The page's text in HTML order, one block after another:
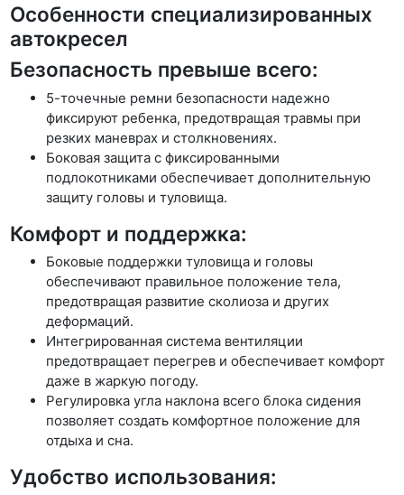
Особенности специализированных
автокресел
Безопасность превыше всего:
5-точечные ремни безопасности надежно
фиксируют ребенка, предотвращая травмы при
резких маневрах и столкновениях.
Боковая защита с фиксированными
подлокотниками обеспечивает дополнительную
защиту головы и туловища.
Комфорт и поддержка:
Боковые поддержки туловища и головы
обеспечивают правильное положение тела,
предотвращая развитие сколиоза и других
деформаций.
Интегрированная система вентиляции
предотвращает перегрев и обеспечивает комфорт
даже в жаркую погоду.
Регулировка угла наклона всего блока сидения
позволяет создать комфортное положение для
отдыха и сна.
Удобство использования: